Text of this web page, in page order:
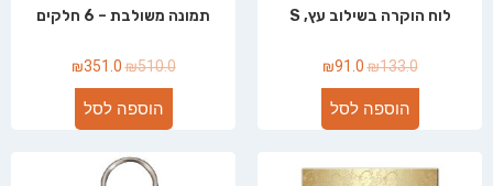
לוח הוקרה בשילוב עץ, S
₪133.0
₪91.0
הוספה לסל
תמונה משולבת – 6 חלקים
₪510.0
₪351.0
הוספה לסל